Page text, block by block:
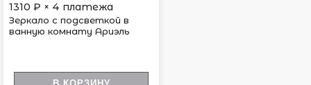
1310 ₽ × 4 платежа
Зеркало с подсветкой в
ванную комнату Ариэль